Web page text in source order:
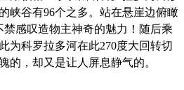
峡谷有96个之多。站在悬崖边俯瞰
禁感叹造物主神奇的魅力！随后乘
为科罗拉多河在此270度大回转切
的，却又是让人屏息静气的。